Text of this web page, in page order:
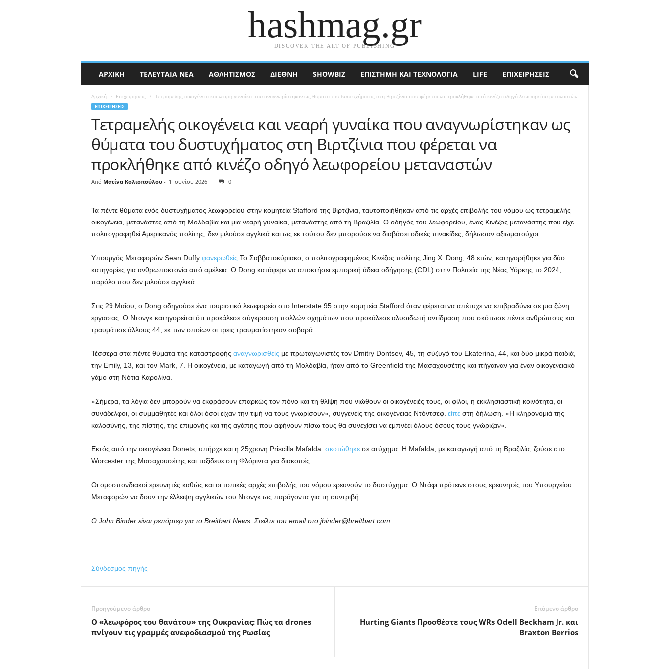
hashmag.gr
DISCOVER THE ART OF PUBLISHING
ΑΡΧΙΚΉ ΤΕΛΕΥΤΑΊΑ ΝΈΑ ΑΘΛΗΤΙΣΜΟΣ ΔΙΕΘΝΉ SHOWBIZ ΕΠΙΣΤΉΜΗ ΚΑΙ ΤΕΧΝΟΛΟΓΊΑ LIFE ΕΠΙΧΕΙΡΉΣΕΙΣ
Αρχική Επιχειρήσεις Τετραμελής οικογένεια και νεαρή γυναίκα που αναγνωρίστηκαν ως θύματα του δυστυχήματος στη Βιρτζίνια που φέρεται να προκλήθηκε από κινέζο οδηγό λεωφορείου μεταναστών
ΕΠΙΧΕΙΡΉΣΕΙΣ
Τετραμελής οικογένεια και νεαρή γυναίκα που αναγνωρίστηκαν ως
θύματα του δυστυχήματος στη Βιρτζίνια που φέρεται να
προκλήθηκε από κινέζο οδηγό λεωφορείου μεταναστών
Από Ματίνα Κολιοπούλου - 1 Ιουνίου 2026 0
Τα πέντε θύματα ενός δυστυχήματος λεωφορείου στην κομητεία Stafford της Βιρτζίνια, ταυτοποιήθηκαν από τις αρχές επιβολής του νόμου ως τετραμελής
οικογένεια, μετανάστες από τη Μολδαβία και μια νεαρή γυναίκα, μετανάστης από τη Βραζιλία. Ο οδηγός του λεωφορείου, ένας Κινέζος μετανάστης που είχε
πολιτογραφηθεί Αμερικανός πολίτης, δεν μιλούσε αγγλικά και ως εκ τούτου δεν μπορούσε να διαβάσει οδικές πινακίδες, δήλωσαν αξιωματούχοι.
Υπουργός Μεταφορών Sean Duffy φανερωθείς Το Σαββατοκύριακο, ο πολιτογραφημένος Κινέζος πολίτης Jing X. Dong, 48 ετών, κατηγορήθηκε για δύο
κατηγορίες για ανθρωποκτονία από αμέλεια. Ο Dong κατάφερε να αποκτήσει εμπορική άδεια οδήγησης (CDL) στην Πολιτεία της Νέας Υόρκης το 2024,
παρόλο που δεν μιλούσε αγγλικά.
Στις 29 Μαΐου, ο Dong οδηγούσε ένα τουριστικό λεωφορείο στο Interstate 95 στην κομητεία Stafford όταν φέρεται να απέτυχε να επιβραδύνει σε μια ζώνη
εργασίας. Ο Ντονγκ κατηγορείται ότι προκάλεσε σύγκρουση πολλών οχημάτων που προκάλεσε αλυσιδωτή αντίδραση που σκότωσε πέντε ανθρώπους και
τραυμάτισε άλλους 44, εκ των οποίων οι τρεις τραυματίστηκαν σοβαρά.
Τέσσερα στα πέντε θύματα της καταστροφής αναγνωρισθείς με πρωταγωνιστές τον Dmitry Dontsev, 45, τη σύζυγό του Ekaterina, 44, και δύο μικρά παιδιά,
την Emily, 13, και τον Mark, 7. Η οικογένεια, με καταγωγή από τη Μολδαβία, ήταν από το Greenfield της Μασαχουσέτης και πήγαιναν για έναν οικογενειακό
γάμο στη Νότια Καρολίνα.
«Σήμερα, τα λόγια δεν μπορούν να εκφράσουν επαρκώς τον πόνο και τη θλίψη που νιώθουν οι οικογένειές τους, οι φίλοι, η εκκλησιαστική κοινότητα, οι
συνάδελφοι, οι συμμαθητές και όλοι όσοι είχαν την τιμή να τους γνωρίσουν», συγγενείς της οικογένειας Ντόντσεφ. είπεστη δήλωση. «Η κληρονομιά της
καλοσύνης, της πίστης, της επιμονής και της αγάπης που αφήνουν πίσω τους θα συνεχίσει να εμπνέει όλους όσους τους γνώριζαν».
Εκτός από την οικογένεια Donets, υπήρχε και η 25χρονη Priscilla Mafalda. σκοτώθηκεσε ατύχημα. Η Mafalda, με καταγωγή από τη Βραζιλία, ζούσε στο
Worcester της Μασαχουσέτης και ταξίδευε στη Φλόριντα για διακοπές.
Οι ομοσπονδιακοί ερευνητές καθώς και οι τοπικές αρχές επιβολής του νόμου ερευνούν το δυστύχημα. Ο Ντάφι πρότεινε στους ερευνητές του Υπουργείου
Μεταφορών να δουν την έλλειψη αγγλικών του Ντονγκ ως παράγοντα για τη συντριβή.
Ο John Binder είναι ρεπόρτερ για το Breitbart News. Στείλτε του email στο jbinder@breitbart.com.
Σύνδεσμος πηγής
Προηγούμενο άρθρο
Ο «λεωφόρος του θανάτου» της Ουκρανίας: Πώς τα drones
πνίγουν τις γραμμές ανεφοδιασμού της Ρωσίας
Επόμενο άρθρο
Hurting Giants Προσθέστε τους WRs Odell Beckham Jr. και
Braxton Berrios